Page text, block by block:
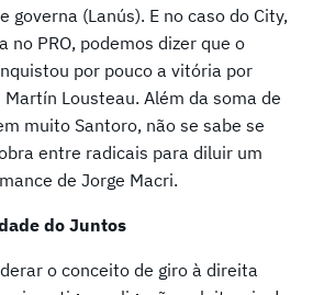
governa (Lanús). E no caso do City,
no PRO, podemos dizer que o
por pouco a vitória por
Lousteau. Além da soma de
muito Santoro, não se sabe se
entre radicais para diluir um
de Jorge Macri.
do Juntos
o conceito de giro à direita